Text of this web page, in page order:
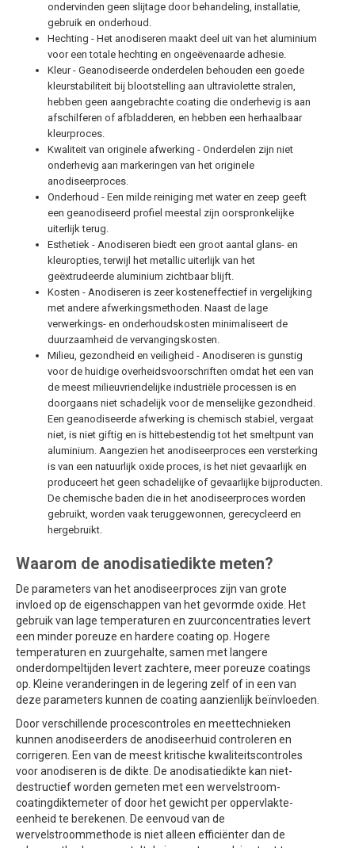
ondervinden geen slijtage door behandeling, installatie,
gebruik en onderhoud.
Hechting - Het anodiseren maakt deel uit van het aluminium
voor een totale hechting en ongeëvenaarde adhesie.
Kleur - Geanodiseerde onderdelen behouden een goede
kleurstabiliteit bij blootstelling aan ultraviolette stralen,
hebben geen aangebrachte coating die onderhevig is aan
afschilferen of afbladderen, en hebben een herhaalbaar
kleurproces.
Kwaliteit van originele afwerking - Onderdelen zijn niet
onderhevig aan markeringen van het originele
anodiseerproces.
Onderhoud - Een milde reiniging met water en zeep geeft
een geanodiseerd profiel meestal zijn oorspronkelijke
uiterlijk terug.
Esthetiek - Anodiseren biedt een groot aantal glans- en
kleuropties, terwijl het metallic uiterlijk van het
geëxtrudeerde aluminium zichtbaar blijft.
Kosten - Anodiseren is zeer kosteneffectief in vergelijking
met andere afwerkingsmethoden. Naast de lage
verwerkings- en onderhoudskosten minimaliseert de
duurzaamheid de vervangingskosten.
Milieu, gezondheid en veiligheid - Anodiseren is gunstig
voor de huidige overheidsvoorschriften omdat het een van
de meest milieuvriendelijke industriële processen is en
doorgaans niet schadelijk voor de menselijke gezondheid.
Een geanodiseerde afwerking is chemisch stabiel, vergaat
niet, is niet giftig en is hittebestendig tot het smeltpunt van
aluminium. Aangezien het anodiseerproces een versterking
is van een natuurlijk oxide proces, is het niet gevaarlijk en
produceert het geen schadelijke of gevaarlijke bijproducten.
De chemische baden die in het anodiseerproces worden
gebruikt, worden vaak teruggewonnen, gerecycleerd en
hergebruikt.
Waarom de anodisatiedikte meten?
De parameters van het anodiseerproces zijn van grote
invloed op de eigenschappen van het gevormde oxide. Het
gebruik van lage temperaturen en zuurconcentraties levert
een minder poreuze en hardere coating op. Hogere
temperaturen en zuurgehalte, samen met langere
onderdompeltijden levert zachtere, meer poreuze coatings
op. Kleine veranderingen in de legering zelf of in een van
deze parameters kunnen de coating aanzienlijk beïnvloeden.
Door verschillende procescontroles en meettechnieken
kunnen anodiseerders de anodiseerhuid controleren en
corrigeren. Een van de meest kritische kwaliteitscontroles
voor anodiseren is de dikte. De anodisatiedikte kan niet-
destructief worden gemeten met een wervelstroom-
coatingdiktemeter of door het gewicht per oppervlakte-
eenheid te berekenen. De eenvoud van de
wervelstroommethode is niet alleen efficiënter dan de